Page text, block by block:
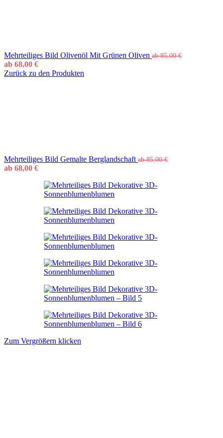
Mehrteiliges Bild Olivenöl Mit Grünen Oliven ab85,00€
ab 68,00 €
Zurück zu den Produkten
Mehrteiliges Bild Gemalte Berglandschaft ab85,00€
ab 68,00 €
Zum Vergrößern klicken